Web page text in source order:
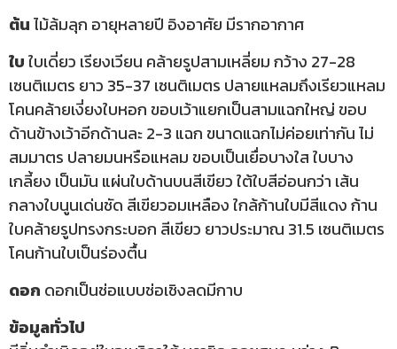
ต้นไม้ล้มลุก อายุหลายปี อิงอาศัย มีรากอากาศ
ใบใบเดี่ยว เรียงเวียน คล้ายรูปสามเหลี่ยม กว้าง 27-28
เซนติเมตร ยาว 35-37 เซนติเมตร ปลายแหลมถึงเรียวแหลม
โคนคล้ายเงี่ยงใบหอก ขอบเว้าแยกเป็นสามแฉกใหญ่ ขอบ
ด้านข้างเว้าอีกด้านละ 2-3 แฉก ขนาดแฉกไม่ค่อยเท่ากัน ไม่
สมมาตร ปลายมนหรือแหลม ขอบเป็นเยื่อบางใส ใบบาง
เกลี้ยง เป็นมัน แผ่นใบด้านบนสีเขียว ใต้ใบสีอ่อนกว่า เส้น
กลางใบนูนเด่นชัด สีเขียวอมเหลือง ใกล้ก้านใบมีสีแดง ก้าน
ใบคล้ายรูปทรงกระบอก สีเขียว ยาวประมาณ 31.5 เซนติเมตร
โคนก้านใบเป็นร่องตื้น
ดอก ดอกเป็นช่อแบบช่อเชิงลดมีกาบ
ข้อมูลทั่วไป